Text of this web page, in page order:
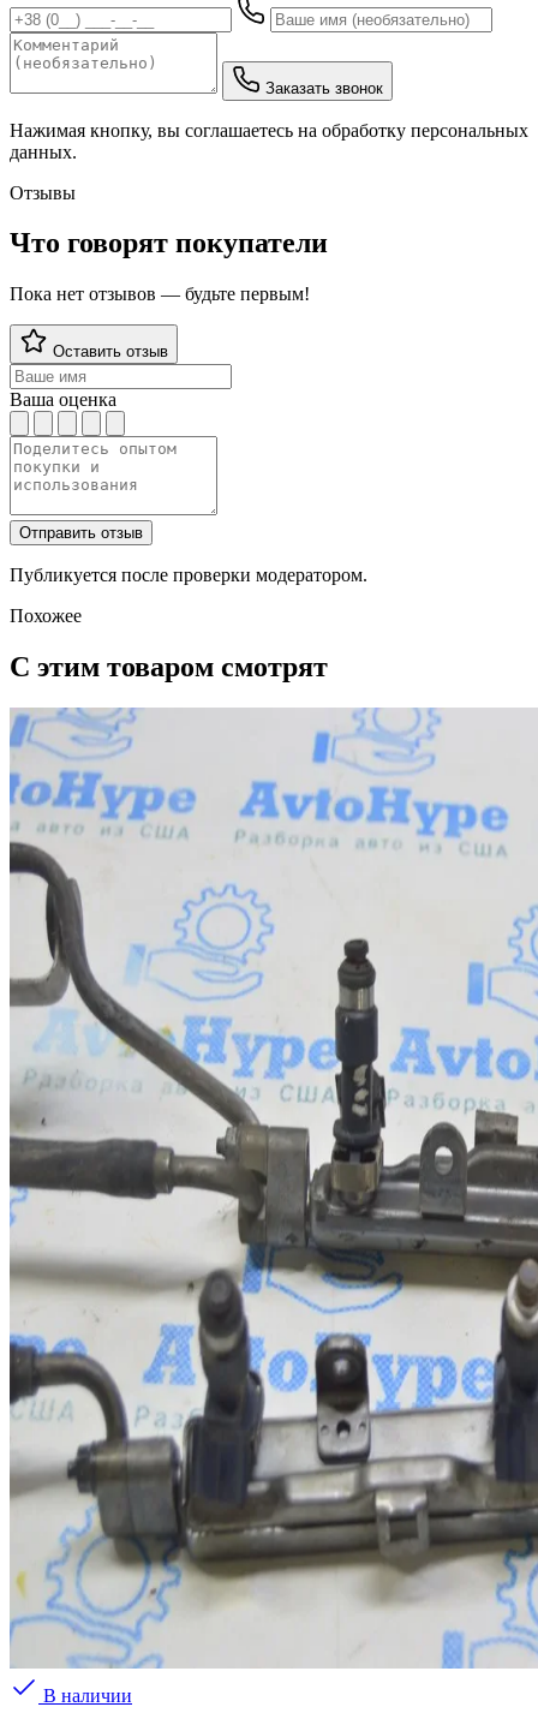
Заказать звонок
Нажимая кнопку, вы соглашаетесь на обработку персональных
данных.
Отзывы
Что говорят покупатели
Пока нет отзывов — будьте первым!
Оставить отзыв
Ваша оценка
Отправить отзыв
Публикуется после проверки модератором.
Похожее
С этим товаром смотрят
В наличии